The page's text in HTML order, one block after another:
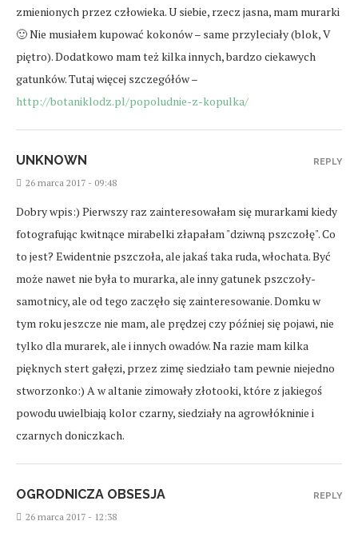
zmienionych przez człowieka. U siebie, rzecz jasna, mam murarki
🙂 Nie musiałem kupować kokonów – same przyleciały (blok, V
piętro). Dodatkowo mam też kilka innych, bardzo ciekawych
gatunków. Tutaj więcej szczegółów –
http://botaniklodz.pl/popoludnie-z-kopulka/
UNKNOWN
26 marca 2017 - 09:48
Dobry wpis:) Pierwszy raz zainteresowałam się murarkami kiedy
fotografując kwitnące mirabelki złapałam "dziwną pszczołę". Co
to jest? Ewidentnie pszczoła, ale jakaś taka ruda, włochata. Być
może nawet nie była to murarka, ale inny gatunek pszczoły-
samotnicy, ale od tego zaczęło się zainteresowanie. Domku w
tym roku jeszcze nie mam, ale prędzej czy później się pojawi, nie
tylko dla murarek, ale i innych owadów. Na razie mam kilka
pięknych stert gałęzi, przez zimę siedziało tam pewnie niejedno
stworzonko:) A w altanie zimowały złotooki, które z jakiegoś
powodu uwielbiają kolor czarny, siedziały na agrowłókninie i
czarnych doniczkach.
REPLY
OGRODNICZA OBSESJA
26 marca 2017 - 12:38
REPLY